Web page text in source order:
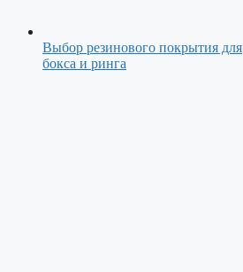
Выбор резинового покрытия для
бокса и ринга